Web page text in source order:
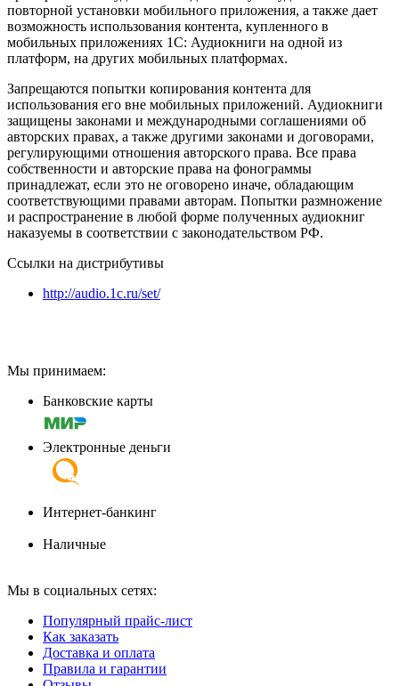
повторной установки мобильного приложения, а также дает
возможность использования контента, купленного в
мобильных приложениях 1С: Аудиокниги на одной из
платформ, на других мобильных платформах.
Запрещаются попытки копирования контента для
использования его вне мобильных приложений. Аудиокниги
защищены законами и международными соглашениями об
авторских правах, а также другими законами и договорами,
регулирующими отношения авторского права. Все права
собственности и авторские права на фонограммы
принадлежат, если это не оговорено иначе, обладающим
соответствующими правами авторам. Попытки размножение
и распространение в любой форме полученных аудиокниг
наказуемы в соответствии с законодательством РФ.
Ссылки на дистрибутивы
http://audio.1c.ru/set/
Мы принимаем:
Банковские карты
Электронные деньги
Интернет-банкинг
Наличные
Мы в социальных сетях:
Популярный прайс-лист
Как заказать
Доставка и оплата
Правила и гарантии